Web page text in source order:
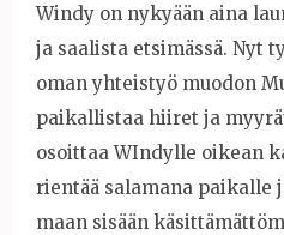
Windy on nykyään aina
ja saalista etsimässä. Nyt
oman yhteistyö muodon
paikallistaa hiiret ja
osoittaa WIndylle oikean
rientää salamana paikalle
maan sisään